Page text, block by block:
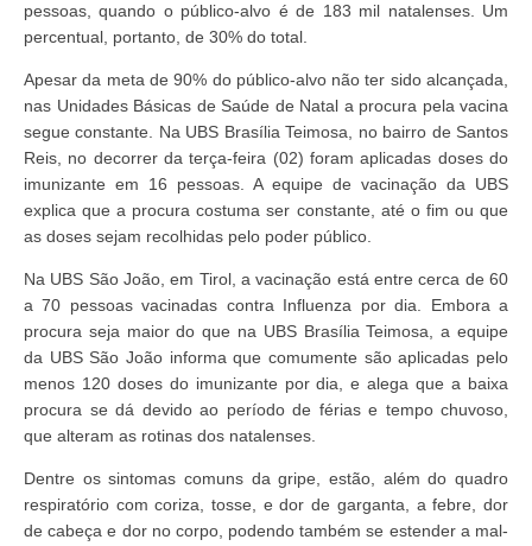
pessoas, quando o público-alvo é de 183 mil natalenses. Um
percentual, portanto, de 30% do total.
Apesar da meta de 90% do público-alvo não ter sido alcançada,
nas Unidades Básicas de Saúde de Natal a procura pela vacina
segue constante. Na UBS Brasília Teimosa, no bairro de Santos
Reis, no decorrer da terça-feira (02) foram aplicadas doses do
imunizante em 16 pessoas. A equipe de vacinação da UBS
explica que a procura costuma ser constante, até o fim ou que
as doses sejam recolhidas pelo poder público.
Na UBS São João, em Tirol, a vacinação está entre cerca de 60
a 70 pessoas vacinadas contra Influenza por dia. Embora a
procura seja maior do que na UBS Brasília Teimosa, a equipe
da UBS São João informa que comumente são aplicadas pelo
menos 120 doses do imunizante por dia, e alega que a baixa
procura se dá devido ao período de férias e tempo chuvoso,
que alteram as rotinas dos natalenses.
Dentre os sintomas comuns da gripe, estão, além do quadro
respiratório com coriza, tosse, e dor de garganta, a febre, dor
de cabeça e dor no corpo, podendo também se estender a mal-